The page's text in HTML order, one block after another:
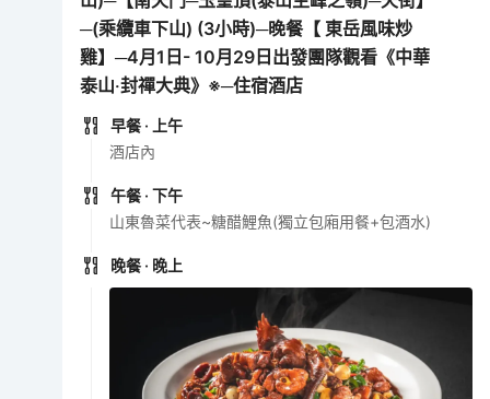
─(乘纜車下山) (3小時)─晚餐【 東岳風味炒
雞】─4月1日- 10月29日出發團隊觀看《中華
泰山‧封禪大典》※─住宿酒店
早餐 · 上午
酒店內
午餐 · 下午
山東魯菜代表~糖醋鯉魚(獨立包廂用餐+包酒水)
晚餐 · 晚上